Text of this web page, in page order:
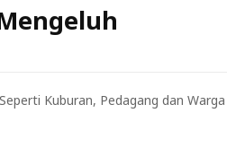
Kuburan, Pedagang dan Warga